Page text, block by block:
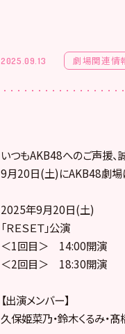
2025.09.13 劇場関連情
いつもAKB48へのご声援、
9月20日(土)にAKB48劇場に
2025年9月20日(土)
「ＲＥＳＥＴ」公演
＜1回目＞ 14:00開演
＜2回目＞ 18:30開演
【出演メンバー】
久保姫菜乃・鈴木くるみ・